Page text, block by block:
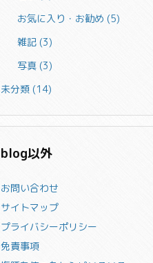
お気に入り・お勧め(5)
雑記(3)
写真(3)
未分類 (14)
blog以外
お問い合わせ
サイトマップ
プライバシーポリシー
免責事項